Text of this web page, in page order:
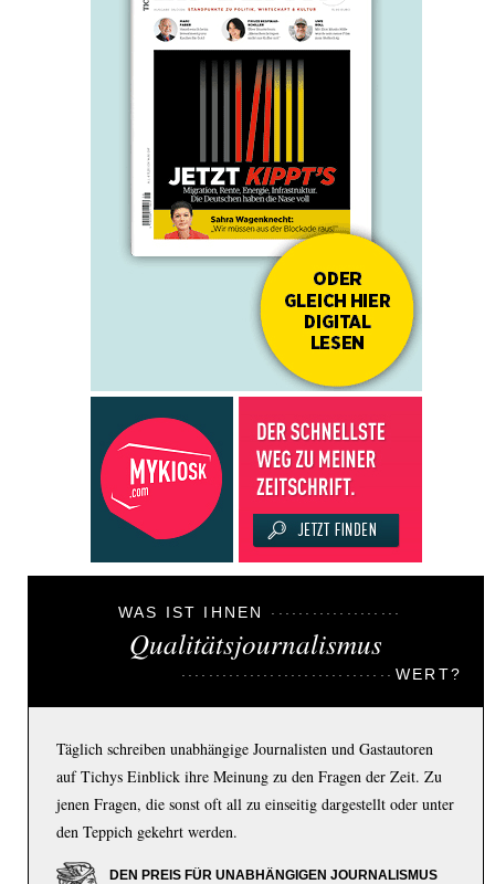
WAS IST IHNEN
Qualitätsjournalismus
WERT?
Täglich schreiben unabhängige Journalisten und Gastautoren
auf Tichys Einblick ihre Meinung zu den Fragen der Zeit. Zu
jenen Fragen, die sonst oft all zu einseitig dargestellt oder unter
den Teppich gekehrt werden.
DEN PREIS FÜR UNABHÄNGIGEN JOURNALISMUS